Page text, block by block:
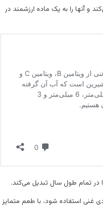
آنها را به یک ماده ارزشمند در
در تمام طول سال تبدیل می‌کند.
غنی استفاده شود، با طعم متمایز